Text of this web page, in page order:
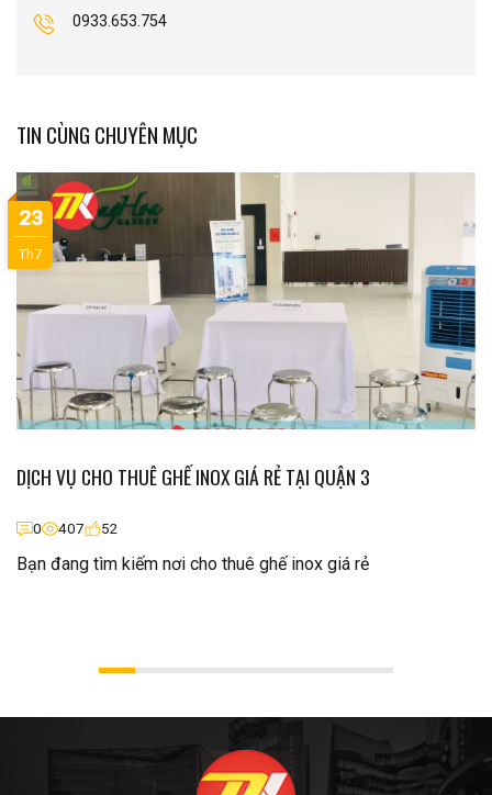
0933.653.754
TIN CÙNG CHUYÊN MỤC
DỊCH VỤ CHO THUÊ GHẾ INOX GIÁ RẺ TẠI QUẬN 3
0 407 52
Bạn đang tìm kiếm nơi cho thuê ghế inox giá rẻ
23
Th7